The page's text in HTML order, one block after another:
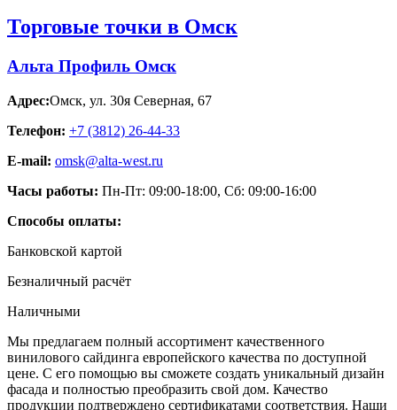
Торговые точки в Омск
Альта Профиль Омск
Адрес:Омск, ул. 30я Северная, 67
Телефон: +7 (3812) 26‑44-33
E-mail: omsk@alta-west.ru
Часы работы: Пн-Пт: 09:00-18:00, Сб: 09:00-16:00
Способы оплаты:
Банковской картой
Безналичный расчёт
Наличными
Мы предлагаем полный ассортимент качественного
винилового сайдинга европейского качества по доступной
цене. С его помощью вы сможете создать уникальный дизайн
фасада и полностью преобразить свой дом. Качество
продукции подтверждено сертификатами соответствия. Наши